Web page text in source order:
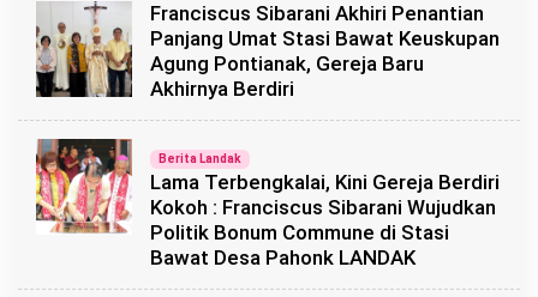
Franciscus Sibarani Akhiri Penantian
Panjang Umat Stasi Bawat Keuskupan
Agung Pontianak, Gereja Baru
Akhirnya Berdiri
Berita Landak
Lama Terbengkalai, Kini Gereja Berdiri
Kokoh : Franciscus Sibarani Wujudkan
Politik Bonum Commune di Stasi
Bawat Desa Pahonk LANDAK